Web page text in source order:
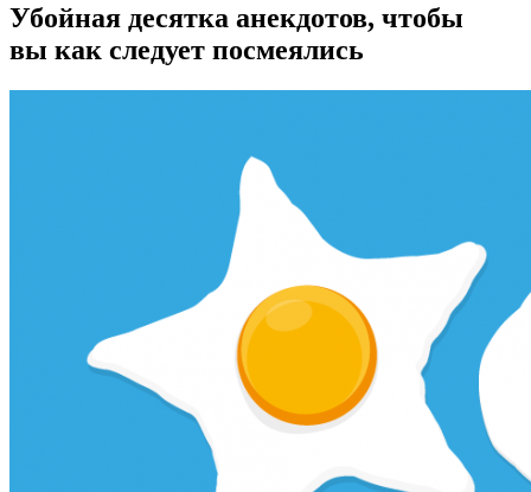
Убойная десятка анекдотов, чтобы
вы как следует посмеялись